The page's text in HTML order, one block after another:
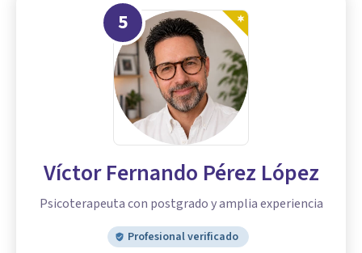
5
Víctor Fernando Pérez López
Psicoterapeuta con postgrado y amplia experiencia
Profesional verificado